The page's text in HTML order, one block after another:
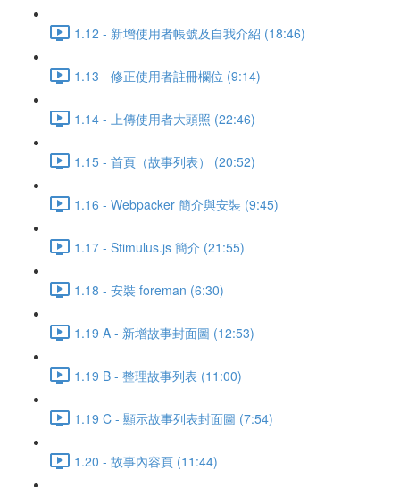
1.12 - 新增使用者帳號及自我介紹 (18:46)
1.13 - 修正使用者註冊欄位 (9:14)
1.14 - 上傳使用者大頭照 (22:46)
1.15 - 首頁（故事列表） (20:52)
1.16 - Webpacker 簡介與安裝 (9:45)
1.17 - Stimulus.js 簡介 (21:55)
1.18 - 安裝 foreman (6:30)
1.19 A - 新增故事封面圖 (12:53)
1.19 B - 整理故事列表 (11:00)
1.19 C - 顯示故事列表封面圖 (7:54)
1.20 - 故事內容頁 (11:44)